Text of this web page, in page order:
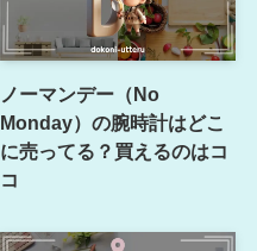
ノーマンデー（No
Monday）の腕時計はどこ
に売ってる？買えるのはコ
コ